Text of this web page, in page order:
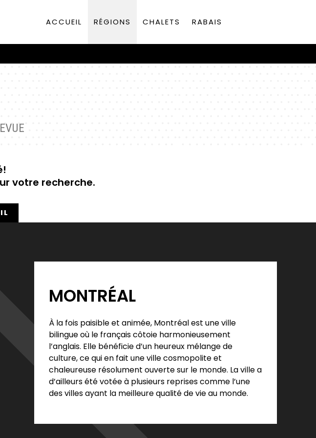
ACCUEIL RÉGIONS CHALETS RABAIS
votre recherche.
MONTRÉAL
À la fois paisible et animée, Montréal est une ville
bilingue où le français côtoie harmonieusement
l’anglais. Elle bénéficie d’un heureux mélange de
culture, ce qui en fait une ville cosmopolite et
chaleureuse résolument ouverte sur le monde. La ville a
d’ailleurs été votée à plusieurs reprises comme l’une
des villes ayant la meilleure qualité de vie au monde.